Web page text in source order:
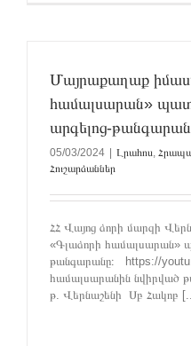
Մայրաքաղաք
համալսարան»
արգելոց-թանգարան
05/03/2024 Լրահոս,
Հուշարձաններ
ՀՀ Վայոց ձորի մարզի
«Գլաձորի համալսարան»
թանգարանը։ https://
համալսարանին նվիրված
թ. Վերնաշենի Սբ Հակոբ